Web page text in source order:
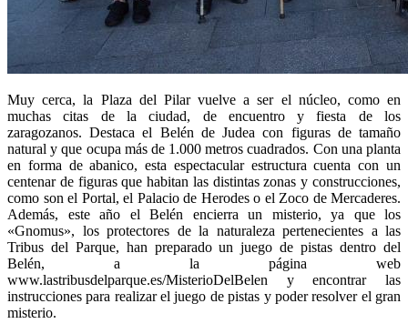
Muy cerca,la Plaza del Pilar vuelve a ser el núcleo, como en
muchas citas de la ciudad, de encuentro y fiesta de los
zaragozanos. Destaca el Belén de Judea con figuras de tamaño
natural y que ocupa más de 1.000 metros cuadrados. Con una planta
en forma de abanico, esta espectacular estructura cuenta con un
centenar de figuras que habitan las distintas zonas y construcciones,
como son el Portal, el Palacio de Herodes o el Zoco de Mercaderes.
Además, este año el Belén encierra un misterio, ya que los
«Gnomus», los protectores de la naturaleza pertenecientes a las
Tribus del Parque, han preparado un juego de pistas dentro del
Belén, a la página web
www.lastribusdelparque.es/MisterioDelBelen y encontrar las
instrucciones para realizar el juego de pistas y poder resolver el gran
misterio.